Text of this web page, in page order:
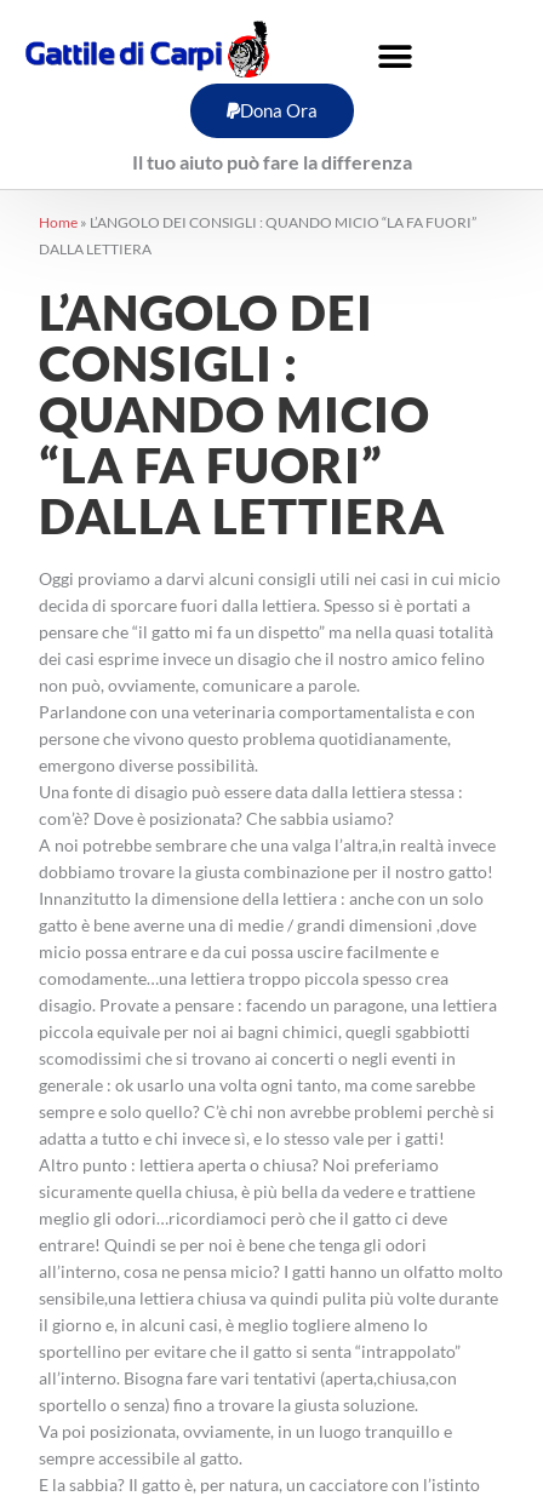
contenuto
Dona Ora
Il tuo aiuto può fare la differenza
Home » L’ANGOLO DEI CONSIGLI : QUANDO MICIO “LA FA FUORI”
DALLA LETTIERA
L’ANGOLO DEI
CONSIGLI :
QUANDO MICIO
“LA FA FUORI”
DALLA LETTIERA
Oggi proviamo a darvi alcuni consigli utili nei casi in cui micio
decida di sporcare fuori dalla lettiera. Spesso si è portati a
pensare che “il gatto mi fa un dispetto” ma nella quasi totalità
dei casi esprime invece un disagio che il nostro amico felino
non può, ovviamente, comunicare a parole.
Parlandone con una veterinaria comportamentalista e con
persone che vivono questo problema quotidianamente,
emergono diverse possibilità.
Una fonte di disagio può essere data dalla lettiera stessa :
com’è? Dove è posizionata? Che sabbia usiamo?
A noi potrebbe sembrare che una valga l’altra,in realtà invece
dobbiamo trovare la giusta combinazione per il nostro gatto!
Innanzitutto la dimensione della lettiera : anche con un solo
gatto è bene averne una di medie / grandi dimensioni ,dove
micio possa entrare e da cui possa uscire facilmente e
comodamente…una lettiera troppo piccola spesso crea
disagio. Provate a pensare : facendo un paragone, una lettiera
piccola equivale per noi ai bagni chimici, quegli sgabbiotti
scomodissimi che si trovano ai concerti o negli eventi in
generale : ok usarlo una volta ogni tanto, ma come sarebbe
sempre e solo quello? C’è chi non avrebbe problemi perchè si
adatta a tutto e chi invece sì, e lo stesso vale per i gatti!
Altro punto : lettiera aperta o chiusa? Noi preferiamo
sicuramente quella chiusa, è più bella da vedere e trattiene
meglio gli odori…ricordiamoci però che il gatto ci deve
entrare! Quindi se per noi è bene che tenga gli odori
all’interno, cosa ne pensa micio? I gatti hanno un olfatto molto
sensibile,una lettiera chiusa va quindi pulita più volte durante
il giorno e, in alcuni casi, è meglio togliere almeno lo
sportellino per evitare che il gatto si senta “intrappolato”
all’interno. Bisogna fare vari tentativi (aperta,chiusa,con
sportello o senza) fino a trovare la giusta soluzione.
Va poi posizionata, ovviamente, in un luogo tranquillo e
sempre accessibile al gatto.
E la sabbia? Il gatto è, per natura, un cacciatore con l’istinto